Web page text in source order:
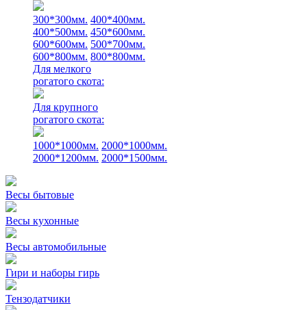
300*300мм. 400*400мм.
400*500мм. 450*600мм.
600*600мм. 500*700мм.
600*800мм. 800*800мм.
Для мелкого
рогатого скота:
Для крупного
рогатого скота:
1000*1000мм. 2000*1000мм.
2000*1200мм. 2000*1500мм.
Весы бытовые
Весы кухонные
Весы автомобильные
Гири и наборы гирь
Тензодатчики